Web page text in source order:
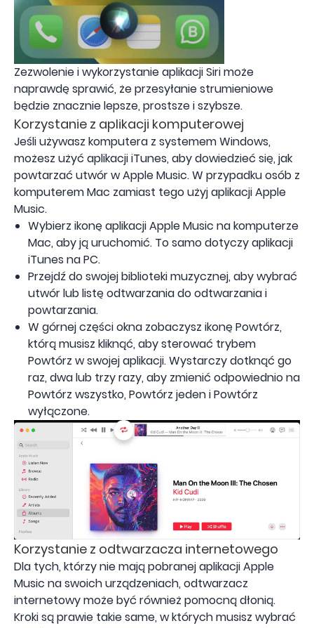
Zezwolenie i wykorzystanie aplikacji Siri może
naprawdę sprawić, że przesyłanie strumieniowe
będzie znacznie lepsze, prostsze i szybsze.
Korzystanie z aplikacji komputerowej
Jeśli używasz komputera z systemem Windows,
możesz użyć aplikacji iTunes, aby dowiedzieć się, jak
powtarzać utwór w Apple Music. W przypadku osób z
komputerem Mac zamiast tego użyj aplikacji Apple
Music.
Wybierz ikonę aplikacji Apple Music na komputerze
Mac, aby ją uruchomić. To samo dotyczy aplikacji
iTunes na PC.
Przejdź do swojej biblioteki muzycznej, aby wybrać
utwór lub listę odtwarzania do odtwarzania i
powtarzania.
W górnej części okna zobaczysz ikonę Powtórz,
którą musisz kliknąć, aby sterować trybem
Powtórz w swojej aplikacji. Wystarczy dotknąć go
raz, dwa lub trzy razy, aby zmienić odpowiednio na
Powtórz wszystko, Powtórz jeden i Powtórz
wyłączone.
Korzystanie z odtwarzacza internetowego
Dla tych, którzy nie mają pobranej aplikacji Apple
Music na swoich urządzeniach, odtwarzacz
internetowy może być również pomocną dłonią.
Kroki są prawie takie same, w których musisz wybrać